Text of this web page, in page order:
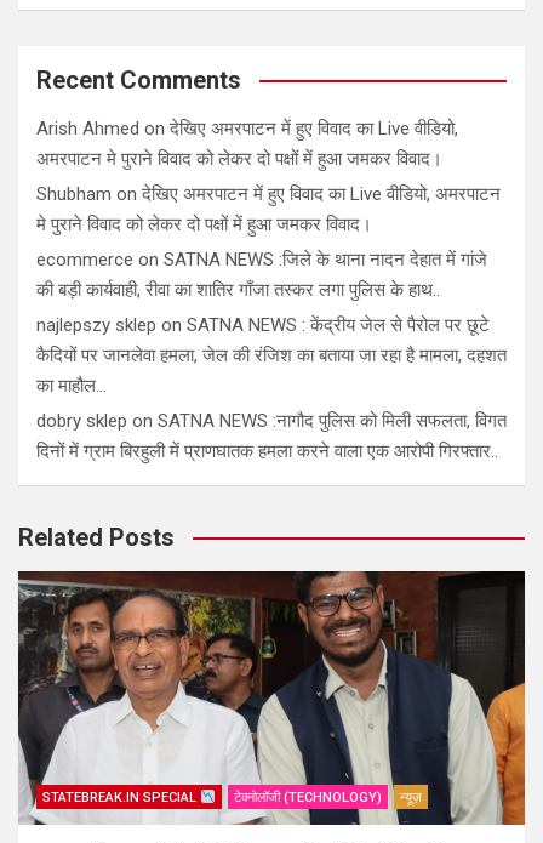
Recent Comments
Arish Ahmed onदेखिए अमरपाटन में हुए विवाद का Live वीडियो,
अमरपाटन मे पुराने विवाद को लेकर दो पक्षों में हुआ जमकर विवाद।
Shubham onदेखिए अमरपाटन में हुए विवाद का Live वीडियो, अमरपाटन
मे पुराने विवाद को लेकर दो पक्षों में हुआ जमकर विवाद।
ecommerce on SATNA NEWS :जिले के थाना नादन देहात में गांजे
की बड़ी कार्यवाही, रीवा का शातिर गाँजा तस्कर लगा पुलिस के हाथ..
najlepszy sklep on SATNA NEWS : केंद्रीय जेल से पैरोल पर छूटे
कैदियों पर जानलेवा हमला, जेल की रंजिश का बताया जा रहा है मामला, दहशत
का माहौल…
dobry sklep on SATNA NEWS :नागौद पुलिस को मिली सफलता, विगत
दिनों में ग्राम बिरहुली में प्राणघातक हमला करने वाला एक आरोपी गिरफ्तार..
Related Posts
STATEBREAK.IN SPECIAL टेक्नोलॉजी (TECHNOLOGY) न्यूज़